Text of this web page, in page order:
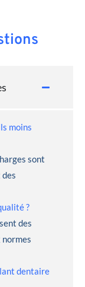
moins
sont
?
des
dentaire